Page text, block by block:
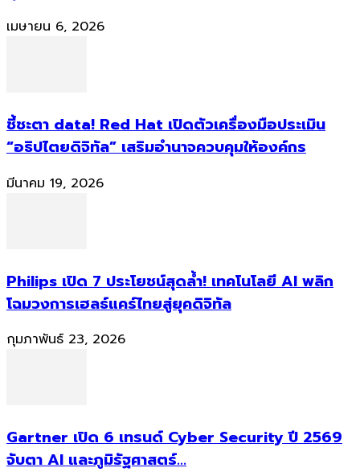
เมษายน 6, 2026
ชี้ชะตา data! Red Hat เปิดตัวเครื่องมือประเมิน
“อธิปไตยดิจิทัล” เสริมอำนาจควบคุมให้องค์กร
มีนาคม 19, 2026
Philips เปิด 7 ประโยชน์สุดล้ำ! เทคโนโลยี AI พลิก
โฉมวงการเฮลธ์แคร์ไทยสู่ยุคดิจิทัล
กุมภาพันธ์ 23, 2026
Gartner เปิด 6 เทรนด์ Cyber Security ปี 2569
จับตา AI และภูมิรัฐศาสตร์...